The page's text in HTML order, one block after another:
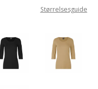
Størrelsesguide